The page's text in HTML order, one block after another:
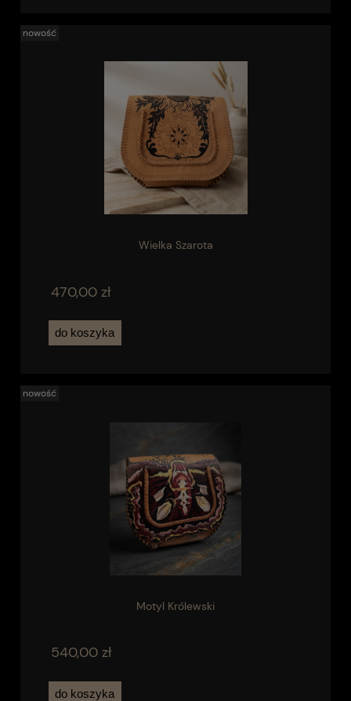
Wielka Szarota
470,00 zł
do koszyka
nowość
Motyl Królewski
540,00 zł
do koszyka
nowość